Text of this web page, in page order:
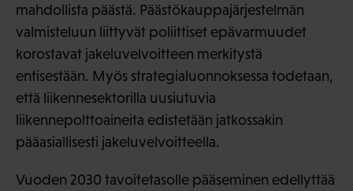
mahdollista päästä. Päästökauppajärjestelmän
valmisteluun liittyvät poliittiset epävarmuudet
korostavat jakeluvelvoitteen merkitystä
entisestään. Myös strategialuonnoksessa todetaan,
että liikennesektorilla uusiutuvia
liikennepolttoaineita edistetään jatkossakin
pääasiallisesti jakeluvelvoitteella.
Vuoden 2030 tavoitetasolle pääseminen edellyttää